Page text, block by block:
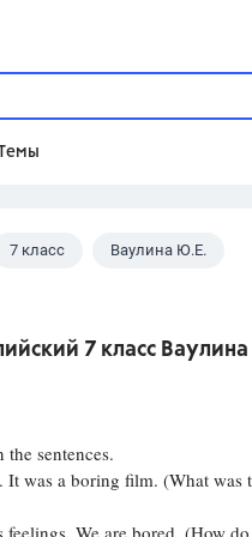
задание
7 класс Ваулина Ю.Е.
7 класс
sentences.
It was a boring film. (What was
feelings. We are bored. (How